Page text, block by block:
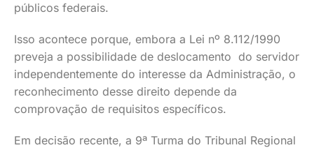
públicos federais.
Isso acontece porque, embora a Lei nº 8.112/1990
preveja a possibilidade de deslocamento do servidor
independentemente do interesse da Administração, o
reconhecimento desse direito depende da
comprovação de requisitos específicos.
Em decisão recente, a 9ª Turma do Tribunal Regional